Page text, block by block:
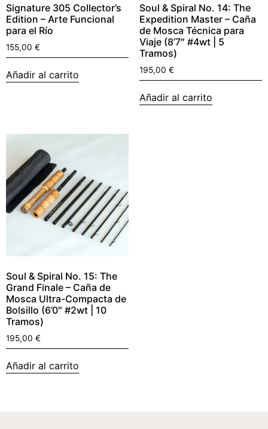
Signature 305 Collector’s
Edition – Arte Funcional
para el Río
155,00 €
Añadir al carrito
Soul & Spiral No. 14: The
Expedition Master – Caña
de Mosca Técnica para
Viaje (8’7″ #4wt | 5
Tramos)
195,00 €
Añadir al carrito
Soul & Spiral No. 15: The
Grand Finale – Caña de
Mosca Ultra-Compacta de
Bolsillo (6’0″ #2wt | 10
Tramos)
195,00 €
Añadir al carrito